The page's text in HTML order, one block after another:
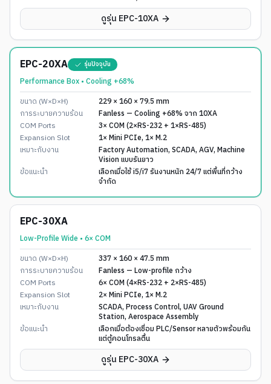
ดูรุ่น EPC-10XA
EPC-20XA รุ่นปัจจุบัน
Performance Box • Cooling +68%
ขนาด (W×D×H)
229 × 160 × 79.5 mm
การระบายความร้อน
Fanless — Cooling +68% จาก 10XA
COM Ports
3× COM (2×RS-232 + 1×RS-485)
Expansion Slot
1× Mini PCIe, 1× M.2
เหมาะกับงาน
Factory Automation, SCADA, AGV, Machine
Vision แบบรันยาว
ข้อแนะนำ
เลือกเมื่อใช้ i5/i7 รันงานหนัก 24/7 แต่พื้นที่กว้าง
จำกัด
EPC-30XA
Low-Profile Wide • 6× COM
ขนาด (W×D×H)
337 × 160 × 47.5 mm
การระบายความร้อน
Fanless — Low-profile กว้าง
COM Ports
6× COM (4×RS-232 + 2×RS-485)
Expansion Slot
2× Mini PCIe, 1× M.2
เหมาะกับงาน
SCADA, Process Control, UAV Ground
Station, Aerospace Assembly
ข้อแนะนำ
เลือกเมื่อต้องเชื่อม PLC/Sensor หลายตัวพร้อมกัน
แต่ตู้คอนโทรลตื้น
ดูรุ่น EPC-30XA